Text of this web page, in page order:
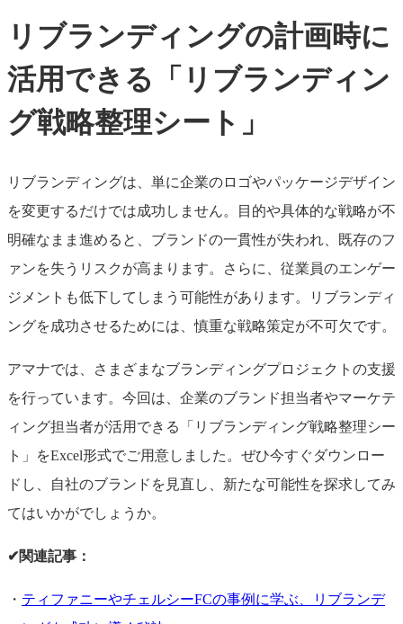
リブランディングの計画時に
活用できる「リブランディン
グ戦略整理シート」
リブランディングは、単に企業のロゴやパッケージデザイン
を変更するだけでは成功しません。目的や具体的な戦略が不
明確なまま進めると、ブランドの一貫性が失われ、既存のフ
ァンを失うリスクが高まります。さらに、従業員のエンゲー
ジメントも低下してしまう可能性があります。リブランディ
ングを成功させるためには、慎重な戦略策定が不可欠です。
アマナでは、さまざまなブランディングプロジェクトの支援
を行っています。今回は、企業のブランド担当者やマーケテ
ィング担当者が活用できる「リブランディング戦略整理シー
ト」をExcel形式でご用意しました。ぜひ今すぐダウンロー
ドし、自社のブランドを見直し、新たな可能性を探求してみ
てはいかがでしょうか。
✔︎関連記事：
・ ティファニーやチェルシーFCの事例に学ぶ、リブランデ